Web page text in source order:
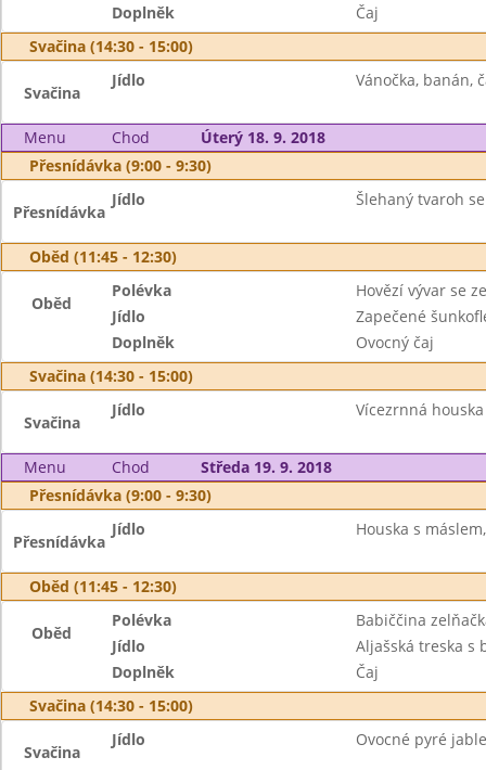
Doplněk
Čaj
Svačina (14:30 - 15:00)
Svačina
Jídlo Vánočka, banán,
Menu Chod
Úterý 18. 9. 2018
Přesnídávka (9:00 - 9:30)
Přesnídávka
Jídlo Šlehaný tvaroh
Oběd (11:45 - 12:30)
Oběd
Polévka
Hovězí vývar se
Jídlo
Zapečené
Doplněk
Ovocný čaj
Svačina (14:30 - 15:00)
Svačina
Jídlo Vícezrnná
Menu Chod
Středa 19. 9. 2018
Přesnídávka (9:00 - 9:30)
Přesnídávka
Jídlo Houska s
Oběd (11:45 - 12:30)
Oběd
Polévka
Babiččina
Jídlo
Aljašská treska s
Doplněk
Čaj
Svačina (14:30 - 15:00)
Svačina
Jídlo Ovocné pyré